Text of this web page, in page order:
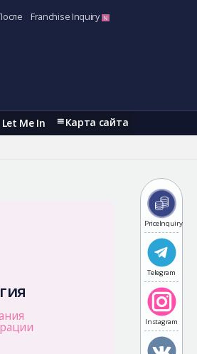
Franchise Inquiry
Let Me In Карта сайта
PriceInquiry
Telegram
Instagram